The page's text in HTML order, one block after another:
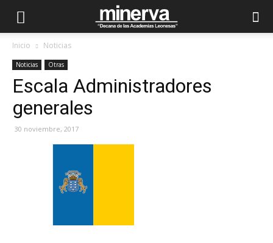
Inicio Noticias
Noticias Otras
Escala Administradores
generales
30 noviembre, 2017